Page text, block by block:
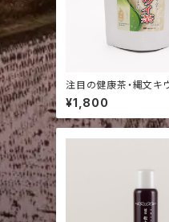
注目の健康茶・縄文キ
し）茶｜十日町産 サル
100%使用
¥1,800